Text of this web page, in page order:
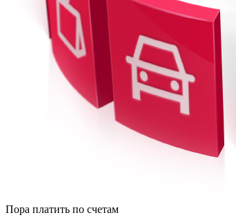
Пора платить по счетам